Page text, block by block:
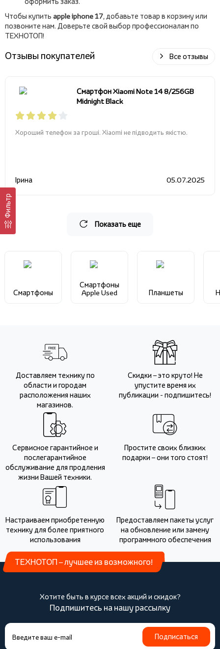
Фильтр
Чтобы купить apple iphone 17, добавьте товар в корзину или
позвоните нам. Доверьте свой выбор профессионалам по
ТЕХНОТОП!
Отзывы покупателей Все отзывы
Смартфон Xiaomi Note 14 8/256GB
Midnight Black
Хороший телефон за гроші. Xiaomi не підводить якістю.
Ірина 05.07.2025
Показать еще
Смартфоны
Смартфоны
Apple Used
Планшеты
Доставляем технику по
области и городам
расположения наших
магазинов.
Скидки – это круто! Не
упустите время их
публикации - подпишитесь!
Сервисное гарантийное и
послегарантийное
обслуживание для продления
жизни Вашей техники.
Простите своих близких
подарки – они того стоят!
Настраиваем приобретенную
технику для более приятного
использования
Предоставляем пакеты услуг
на обновление или замену
программного обеспечения
ТЕХНОТОП – лучшее из возможного!
Хотите быть в курсе всех акций и скидок?
Подпишитесь на нашу рассылку
Подписаться